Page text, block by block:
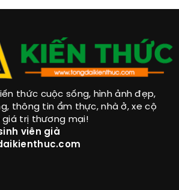
thức cuộc sống, hình ảnh đẹp,
thông tin ẩm thực, nhà ở, xe cộ
giá trị thương mại!
viên già